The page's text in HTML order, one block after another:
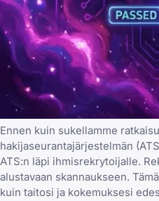
Ennen kuin sukellamme
hakijaseurantajärjestelmän
ATS:n läpi ihmisrekrytoijalle.
alustavaan skannaukseen.
kuin taitosi ja kokemuksesi